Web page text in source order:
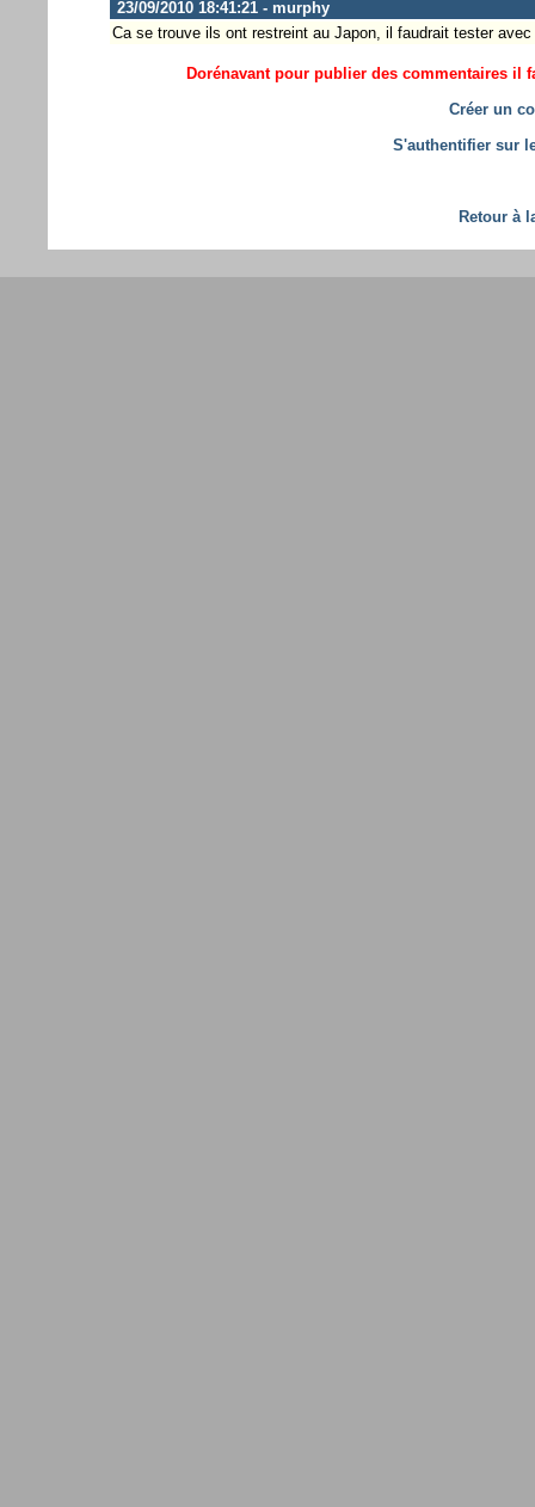
23/09/2010 18:41:21 - murphy
Ca se trouve ils ont restreint au Japon, il faudrait tester
Dorénavant pour publier des commentaires il
Créer un
S'authentifier sur
Retour à